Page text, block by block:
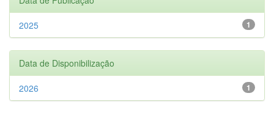
1
2025
Data de Disponibilização
1
2026